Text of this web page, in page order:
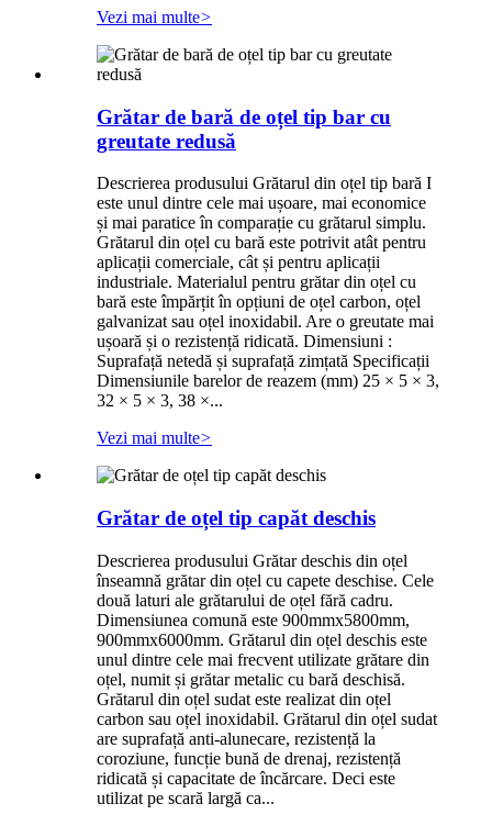
Vezi mai multe>
Grătar de bară de oțel tip bar cu
greutate redusă
Descrierea produsului Grătarul din oțel tip bară I
este unul dintre cele mai ușoare, mai economice
și mai paratice în comparație cu grătarul simplu.
Grătarul din oțel cu bară este potrivit atât pentru
aplicații comerciale, cât și pentru aplicații
industriale. Materialul pentru grătar din oțel cu
bară este împărțit în opțiuni de oțel carbon, oțel
galvanizat sau oțel inoxidabil. Are o greutate mai
ușoară și o rezistență ridicată. Dimensiuni :
Suprafață netedă și suprafață zimțată Specificații
Dimensiunile barelor de reazem (mm) 25 × 5 × 3,
32 × 5 × 3, 38 ×...
Vezi mai multe>
Grătar de oțel tip capăt deschis
Descrierea produsului Grătar deschis din oțel
înseamnă grătar din oțel cu capete deschise. Cele
două laturi ale grătarului de oțel fără cadru.
Dimensiunea comună este 900mmx5800mm,
900mmx6000mm. Grătarul din oțel deschis este
unul dintre cele mai frecvent utilizate grătare din
oțel, numit și grătar metalic cu bară deschisă.
Grătarul din oțel sudat este realizat din oțel
carbon sau oțel inoxidabil. Grătarul din oțel sudat
are suprafață anti-alunecare, rezistență la
coroziune, funcție bună de drenaj, rezistență
ridicată și capacitate de încărcare. Deci este
utilizat pe scară largă ca...